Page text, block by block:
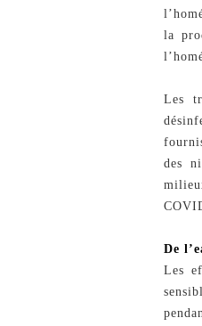
la
Les
des
De
Les